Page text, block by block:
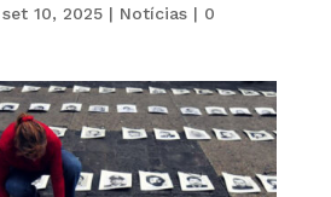
set 10, 2025| Notícias| 0